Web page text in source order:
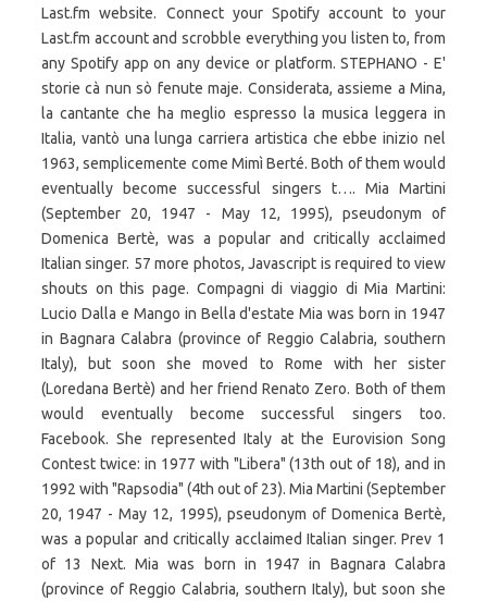
Last.fm website. Connect your Spotify account to your
Last.fm account and scrobble everything you listen to, from
any Spotify app on any device or platform. STEPHANO - E'
storie cà nun sò fenute maje. Considerata, assieme a Mina,
la cantante che ha meglio espresso la musica leggera in
Italia, vantò una lunga carriera artistica che ebbe inizio nel
1963, semplicemente come Mimì Berté. Both of them would
eventually become successful singers t…. Mia Martini
(September 20, 1947 - May 12, 1995), pseudonym of
Domenica Bertè, was a popular and critically acclaimed
Italian singer. 57 more photos, Javascript is required to view
shouts on this page. Compagni di viaggio di Mia Martini:
Lucio Dalla e Mango in Bella d'estate Mia was born in 1947
in Bagnara Calabra (province of Reggio Calabria, southern
Italy), but soon she moved to Rome with her sister
(Loredana Bertè) and her friend Renato Zero. Both of them
would eventually become successful singers too.
Facebook. She represented Italy at the Eurovision Song
Contest twice: in 1977 with "Libera" (13th out of 18), and in
1992 with "Rapsodia" (4th out of 23). Mia Martini (September
20, 1947 - May 12, 1995), pseudonym of Domenica Bertè,
was a popular and critically acclaimed Italian singer. Prev 1
of 13 Next. Mia was born in 1947 in Bagnara Calabra
(province of Reggio Calabria, southern Italy), but soon she